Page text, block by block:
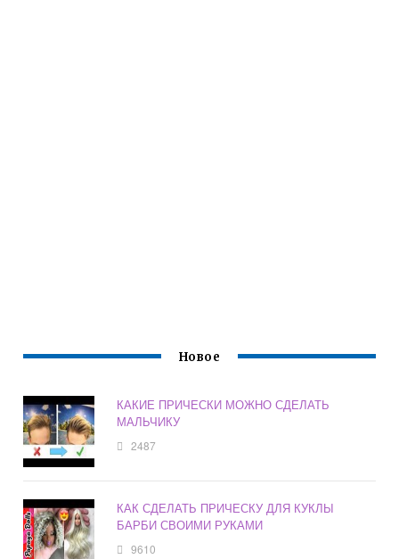
Новое
КАКИЕ ПРИЧЕСКИ МОЖНО СДЕЛАТЬ
МАЛЬЧИКУ
2487
КАК СДЕЛАТЬ ПРИЧЕСКУ ДЛЯ КУКЛЫ
БАРБИ СВОИМИ РУКАМИ
9610